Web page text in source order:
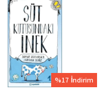
%17 İndirim